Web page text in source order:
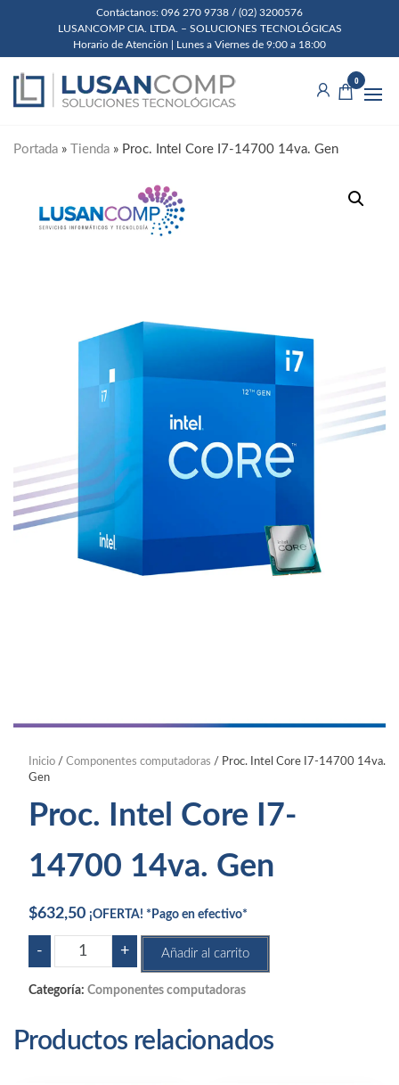
content
Contáctanos: 096 270 9738 / (02) 3200576
LUSANCOMP CIA. LTDA. – SOLUCIONES TECNOLÓGICAS
Horario de Atención | Lunes a Viernes de 9:00 a 18:00
Lusancomp
Cia. Ltda.
0
Portada » Tienda » Proc. Intel Core I7-14700 14va. Gen
Inicio/ Componentes computadoras / Proc. Intel Core I7-14700 14va.
Gen
Proc. Intel Core I7-
14700 14va. Gen
$632,50 ¡OFERTA! *Pago en efectivo*
-
Proc.
Intel
Core
14700
14va.
+ Añadir al carrito
Categoría: Componentes computadoras
Productos relacionados